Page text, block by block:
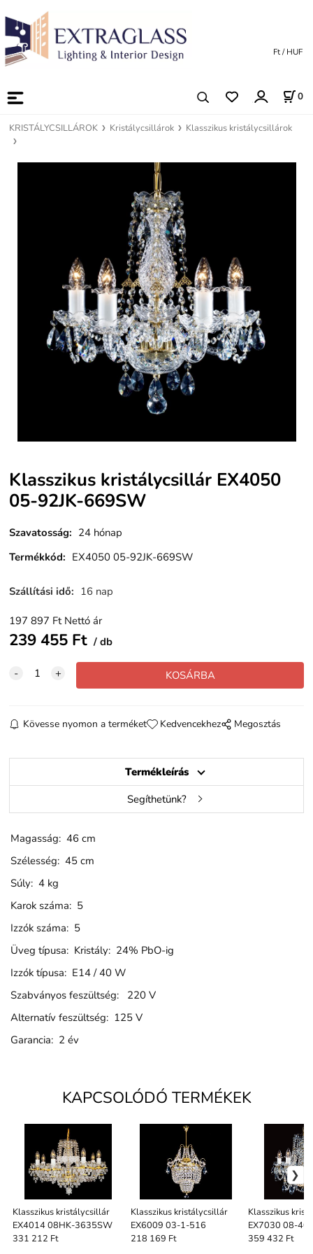
0
Ft / HUF
KRISTÁLYCSILLÁROK Kristálycsillárok Klasszikus kristálycsillárok
Klasszikus kristálycsillár EX4050
05-92JK-669SW
Szavatosság: 24 hónap
Termékkód: EX4050 05-92JK-669SW
Szállítási idő: 16 nap
197 897 Ft Nettó ár
239 455 Ft db
Kövesse nyomon a terméket Kedvencekhez Megosztás
Termékleírás
Segíthetünk?
Magasság: 46 cm
Szélesség: 45 cm
Súly: 4 kg
Karok száma: 5
Izzók száma: 5
Üveg típusa: Kristály: 24% PbO-ig
Izzók típusa: E14 / 40 W
Szabványos feszültség: 220 V
Alternatív feszültség: 125 V
Garancia: 2 év
KAPCSOLÓDÓ TERMÉKEK
Klasszikus kristálycsillár
EX4014 08HK-3635SW
331 212 Ft
Klasszikus kristálycsillár
EX6009 03-1-516
218 169 Ft
Klasszikus
EX7030 08-
359 432 Ft